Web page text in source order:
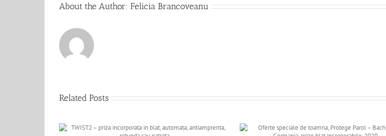
About the Author: Felicia Brancoveanu
Related Posts